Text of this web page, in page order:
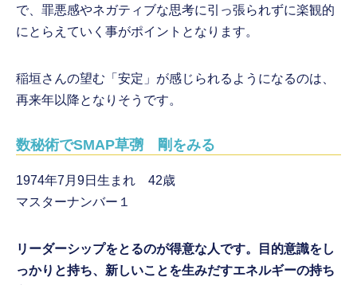
で、罪悪感やネガティブな思考に引っ張られずに楽観的
にとらえていく事がポイントとなります。
稲垣さんの望む「安定」が感じられるようになるのは、
再来年以降となりそうです。
数秘術でSMAP草彅 剛をみる
1974年7月9日生まれ 42歳
マスターナンバー１
リーダーシップをとるのが得意な人です。目的意識をし
っかりと持ち、新しいことを生みだすエネルギーの持ち